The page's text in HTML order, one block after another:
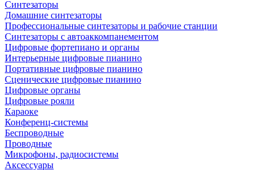
Синтезаторы
Домашние синтезаторы
Профессиональные синтезаторы и рабочие станции
Синтезаторы с автоаккомпанементом
Цифровые фортепиано и органы
Интерьерные цифровые пианино
Портативные цифровые пианино
Сценические цифровые пианино
Цифровые органы
Цифровые рояли
Караоке
Конференц-системы
Беспроводные
Проводные
Микрофоны, радиосистемы
Аксессуары